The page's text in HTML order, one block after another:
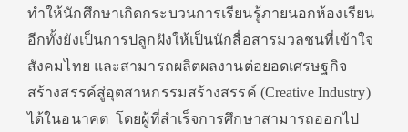
ทำให้นักศึกษาเกิดกระบวนการเรียนรู้ภายนอกห้องเรียน
อีกทั้งยังเป็นการปลูกฝังให้เป็นนักสื่อสารมวลชนที่เข้าใจ
สังคมไทย และสามารถผลิตผลงานต่อยอดเศรษฐกิจ
สร้างสรรค์สู่อุตสาหกรรมสร้างสรรค์ (Creative Industry)
ได้ในอนาคต โดยผู้ที่สำเร็จการศึกษาสามารถออกไป